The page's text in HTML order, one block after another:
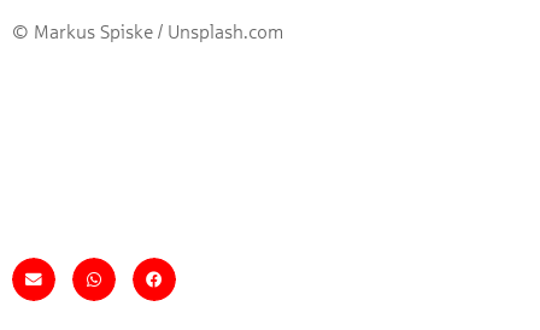
© Markus Spiske / Unsplash.com